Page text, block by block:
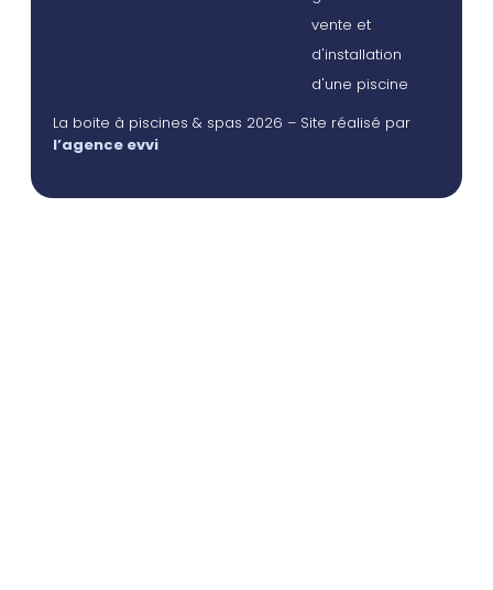
vente et
d'installation
d'une piscine
La boite à piscines & spas 2026 – Site réalisé par
l’agence evvi